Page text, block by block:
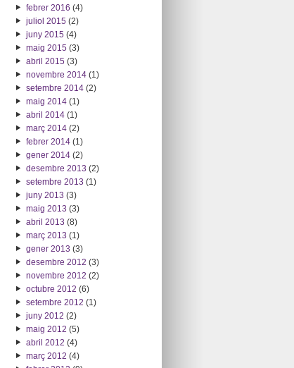
febrer 2016 (4)
juliol 2015 (2)
juny 2015 (4)
maig 2015 (3)
abril 2015 (3)
novembre 2014(1)
setembre 2014(2)
maig 2014(1)
abril 2014(1)
març 2014(2)
febrer 2014(1)
gener 2014(2)
desembre 2013 (2)
setembre 2013 (1)
juny 2013 (3)
maig 2013 (3)
abril 2013 (8)
març 2013 (1)
gener 2013 (3)
desembre 2012 (3)
novembre 2012 (2)
octubre 2012 (6)
setembre 2012 (1)
juny 2012 (2)
maig 2012 (5)
abril 2012 (4)
març 2012 (4)